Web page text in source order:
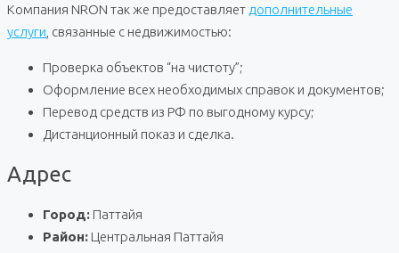
Компания NRON так же предоставляет дополнительные
услуги , связанные с недвижимостью:
Проверка объектов “на чистоту”;
Оформление всех необходимых справок и документов;
Перевод средств из РФ по выгодному курсу;
Дистанционный показ и сделка.
Адрес
Город: Паттайя
Район: Центральная Паттайя